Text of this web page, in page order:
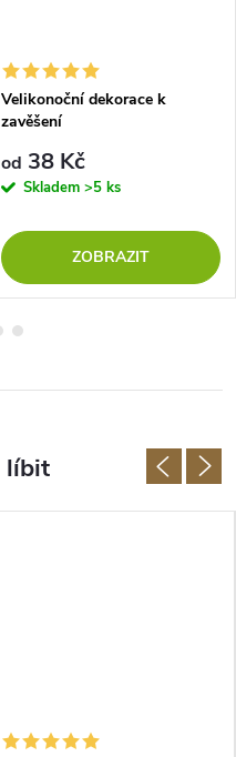
Velikonoční dekorace k
zavěšení
od 38 Kč
Skladem >5 ks
ZOBRAZIT